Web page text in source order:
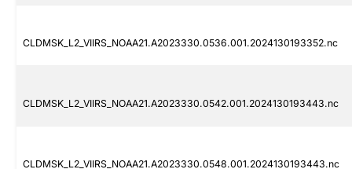
CLDMSK_L2_VIIRS_NOAA21.A2023330.0536.001.2024130193352.nc
CLDMSK_L2_VIIRS_NOAA21.A2023330.0542.001.2024130193443.nc
CLDMSK_L2_VIIRS_NOAA21.A2023330.0548.001.2024130193443.nc